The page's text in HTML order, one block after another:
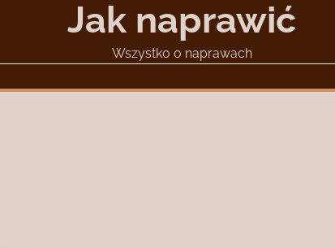
Jak naprawić
Wszystko o naprawach